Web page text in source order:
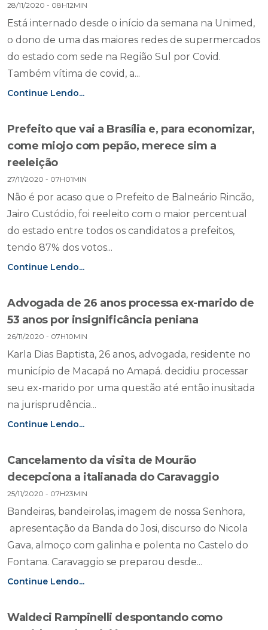
28/11/2020 - 08H12MIN
Está internado desde o início da semana na Unimed,
o dono de uma das maiores redes de supermercados
do estado com sede na Região Sul por Covid.
Também vítima de covid, a...
Continue Lendo...
Prefeito que vai a Brasília e, para economizar,
come miojo com pepão, merece sim a
reeleição
27/11/2020 - 07H01MIN
Não é por acaso que o Prefeito de Balneário Rincão,
Jairo Custódio, foi reeleito com o maior percentual
do estado entre todos os candidatos a prefeitos,
tendo 87% dos votos...
Continue Lendo...
Advogada de 26 anos processa ex-marido de
53 anos por insignificância peniana
26/11/2020 - 07H10MIN
Karla Dias Baptista, 26 anos, advogada, residente no
município de Macapá no Amapá. decidiu processar
seu ex-marido por uma questão até então inusitada
na jurisprudência...
Continue Lendo...
Cancelamento da visita de Mourão
decepciona a italianada do Caravaggio
25/11/2020 - 07H23MIN
Bandeiras, bandeirolas, imagem de nossa Senhora,
apresentação da Banda do Josi, discurso do Nicola
Gava, almoço com galinha e polenta no Castelo do
Fontana. Caravaggio se preparou desde...
Continue Lendo...
Waldeci Rampinelli despontando como